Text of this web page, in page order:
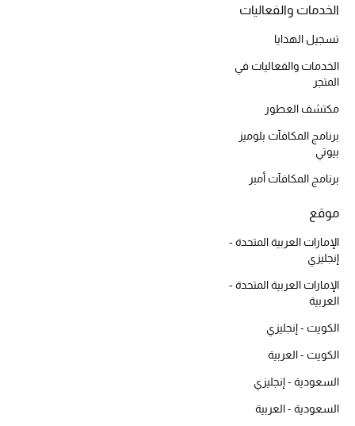
الخدمات والفعاليات
تسجيل الهدايا
الخدمات والفعاليات في
المتجر
مكتشف العطور
برنامج المكافآت بلوميز
بيوتي
برنامج المكافآت أمبر
موقع
الإمارات العربية المتحدة -
إنجليزي
الإمارات العربية المتحدة -
العربية
الكويت - إنجليزي
الكويت - العربية
السعودية - إنجليزي
السعودية - العربية